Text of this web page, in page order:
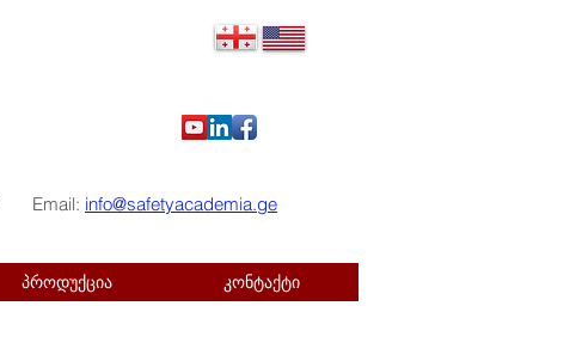
Email: info@safetyacademia.ge
პროდუქცია კონტაქტი